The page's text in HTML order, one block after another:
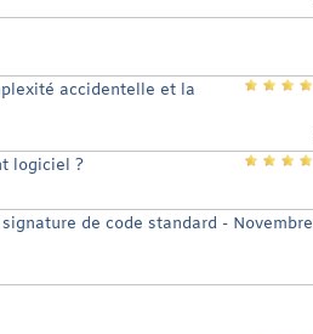
accidentelle et la
logiciel ?
de code standard - Novembre